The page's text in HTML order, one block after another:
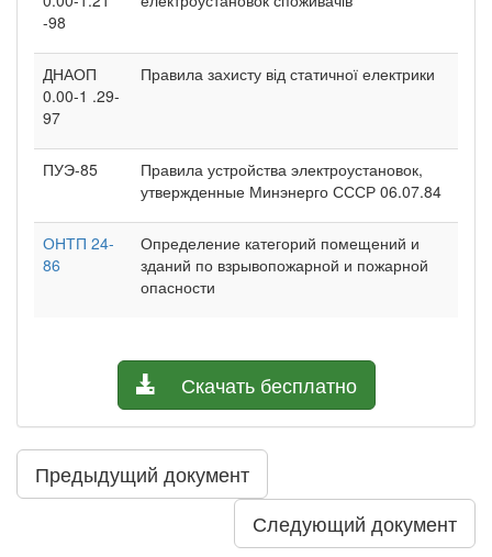
-98
ДНАОП
0.00-1 .29-
97
Правила захисту від статичної електрики
ПУЭ-85
Правила устройства электроустановок,
утвержденные Минэнерго СССР 06.07.84
ОНТП 24-
86
Определение категорий помещений и
зданий по взрывопожарной и пожарной
опасности
Скачать бесплатно
Предыдущий документ
Следующий документ